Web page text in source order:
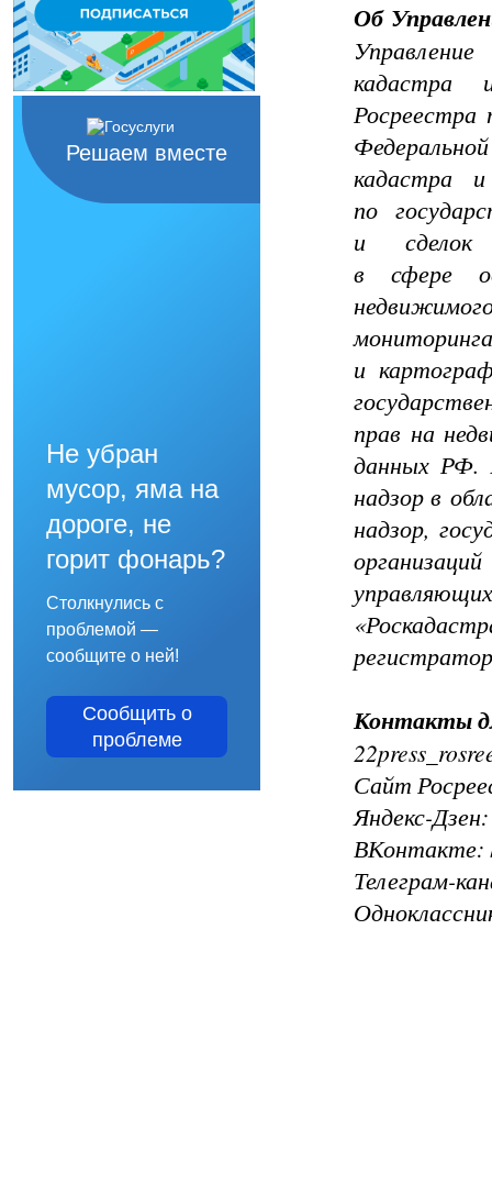
Решаем вместе
Не убран
мусор, яма на
дороге, не
горит фонарь?
Столкнулись с
проблемой —
сообщите о ней!
Сообщить о
проблеме
Об
кадастра
Росреестра
кадастра
по
и сделок
в сфере
и
прав на
данных РФ.
надзор в
надзор,
Контакты
Сайт
Яндекс-
ВКонтакте:
Телеграм-